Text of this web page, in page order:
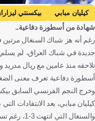
Getty Images
كيليان مبابي بيكسنتي
كأس العالم
فرنسا ضد
فرنسا ضد العراق
العراق
الولايات المتحدة
العراق
شهادة من أسطورة دفاعية..
رغم أنه هز شباك السنغال مرتين
جديدة في شباك العراق، لم يسلم
تلاحقه منذ عامين مع ريال
أسطورة دفاعية تعرف معنى
وخرج النجم الفرنسي السابق
كيليان مبابي، بعد الانتقادات
والسنغال التي انتهت 3-1، رغم تسجيله هدفين.